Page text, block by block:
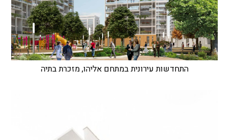
התחדשות עירונית במתחם אליהו, מזכרת בתיה